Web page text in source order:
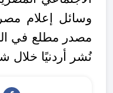
وسائل إعلام
مصدر مطلع في
نُشر أردنيًا خلال